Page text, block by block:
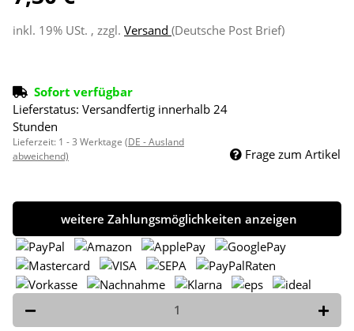
inkl. 19% USt. , zzgl. Versand (Deutsche Post Brief)
Sofort verfügbar
Lieferstatus: Versandfertig innerhalb 24
Stunden
Lieferzeit: 1 - 3 Werktage (DE - Ausland
abweichend)
Frage zum Artikel
weitere Zahlungsmöglichkeiten anzeigen